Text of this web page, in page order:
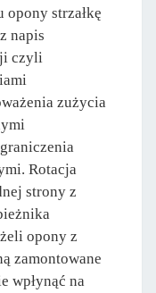
opony strzałkę
napis
czyli
zużycia
Rotacja
strony z
opony z
zamontowane
wpłynąć na